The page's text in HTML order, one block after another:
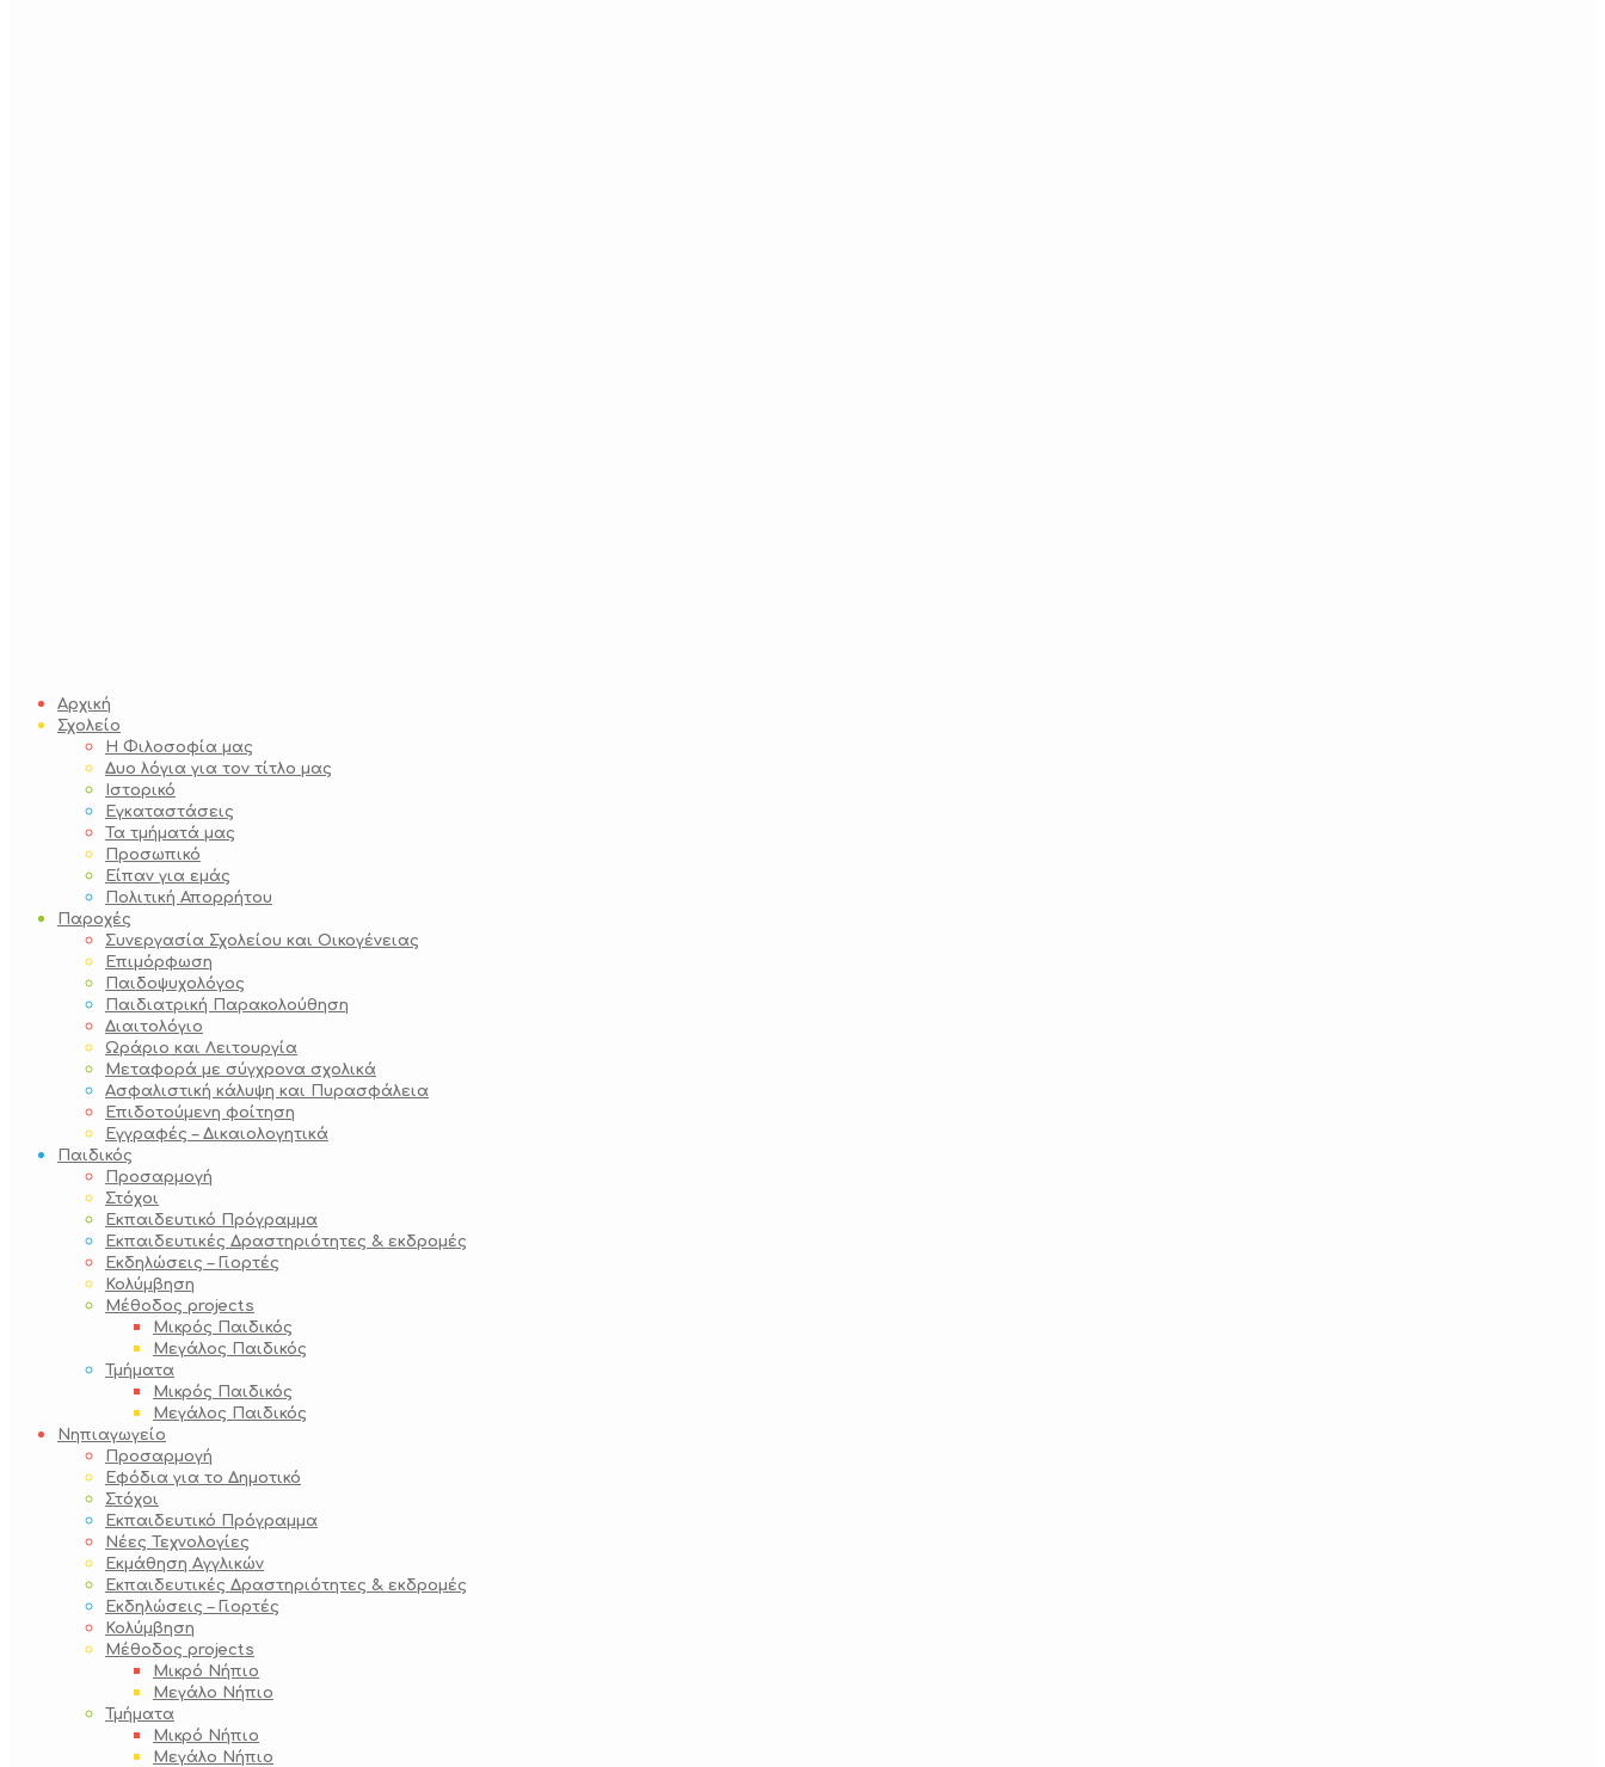
Αρχική
Σχολείο
Η Φιλοσοφία μας
Δυο λόγια για τον τίτλο μας
Ιστορικό
Εγκαταστάσεις
Τα τμήματά μας
Προσωπικό
Είπαν για εμάς
Πολιτική Απορρήτου
Παροχές
Συνεργασία Σχολείου και Οικογένειας
Επιμόρφωση
Παιδοψυχολόγος
Παιδιατρική Παρακολούθηση
Διαιτολόγιο
Ωράριο και Λειτουργία
Μεταφορά με σύγχρονα σχολικά
Ασφαλιστική κάλυψη και Πυρασφάλεια
Επιδοτούμενη φοίτηση
Εγγραφές – Δικαιολογητικά
Παιδικός
Προσαρμογή
Στόχοι
Εκπαιδευτικό Πρόγραμμα
Εκπαιδευτικές Δραστηριότητες & εκδρομές
Εκδηλώσεις – Γιορτές
Κολύμβηση
Μέθοδος projects
Μικρός Παιδικός
Μεγάλος Παιδικός
Τμήματα
Μικρός Παιδικός
Μεγάλος Παιδικός
Νηπιαγωγείο
Προσαρμογή
Εφόδια για το Δημοτικό
Στόχοι
Εκπαιδευτικό Πρόγραμμα
Νέες Τεχνολογίες
Εκμάθηση Αγγλικών
Εκπαιδευτικές Δραστηριότητες & εκδρομές
Εκδηλώσεις – Γιορτές
Κολύμβηση
Μέθοδος projects
Μικρό Νήπιο
Μεγάλο Νήπιο
Τμήματα
Μικρό Νήπιο
Μεγάλο Νήπιο